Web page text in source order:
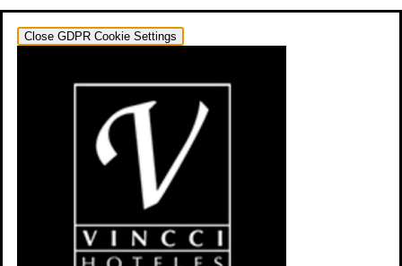
Close GDPR Cookie Settings